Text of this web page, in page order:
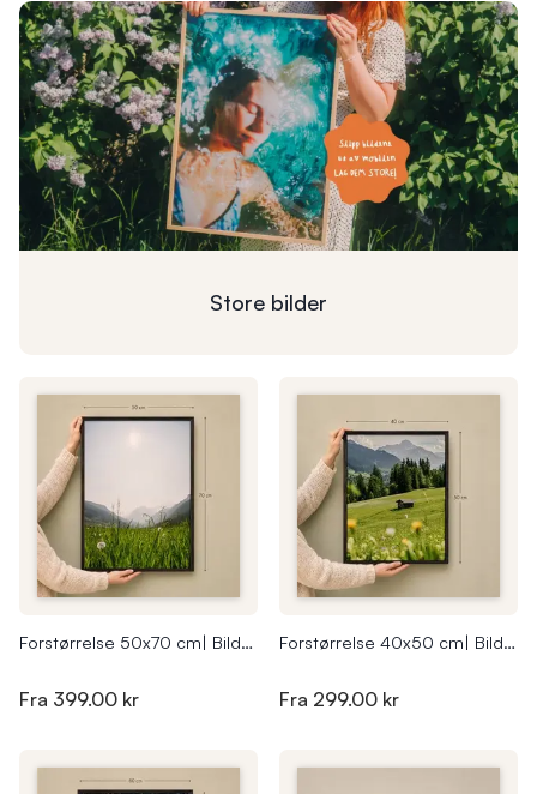
Store bilder
Forstørrelse 50x70 cm| Bildeplakat | Fremkall store bilder
Fra 399.00 kr
Forstørrelse 40x50 cm| Bildeplakat | Fremkall store bilder
Fra 299.00 kr